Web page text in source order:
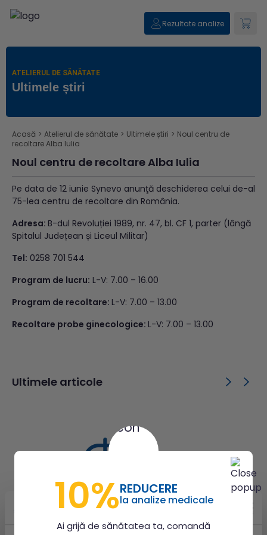
Rezultate analize
ATELIERUL DE SĂNĂTATE
Ultimele știri
Acasă > Atelierul de sănătate > Ultimele știri > Noul centru de
recoltare Alba Iulia
Noul centru de recoltare Alba Iulia
Pe data de 12 iunie Synevo anunţă deschiderea celui de-al
75-lea centru de recoltare din România.
Adresa: B-dul Revoluției 1989, nr. 47, bl. CF 1, parter (lângă
Spitalul Județean și Liceul Militar)
Tel: 0258 701 544
Program de lucru: L-V: 7.00 – 16.00
Program de recoltare: L-V: 7.00 – 13.00
Recoltare probe ginecologice: L-V: 7.00 – 13.00
Ultimele articole
10%REDUCERE
la analize medicale
Ai grijă de sănătatea ta, comandă